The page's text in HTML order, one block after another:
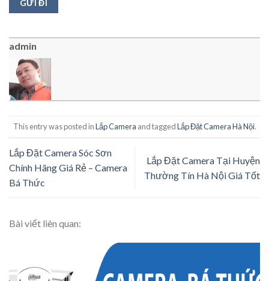
admin
This entry was posted inLắp Camera and taggedLắp Đặt Camera Hà Nội.
Lắp Đặt Camera Sóc Sơn
Chính Hãng Giá Rẻ – Camera
Bá Thức
Lắp Đặt Camera Tại Huyện
Thường Tín Hà Nội Giá Tốt
Bài viết liên quan: